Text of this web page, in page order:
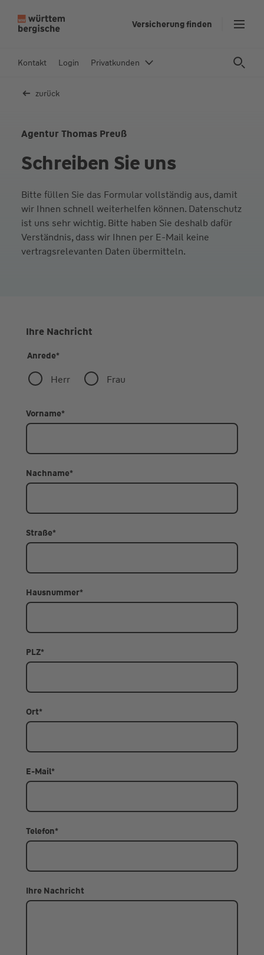
In
Versicherung finden
Kontakt Login Privatkunden
zurück
Agentur Thomas Preuß
Schreiben Sie uns
Bitte füllen Sie das Formular vollständig aus, damit
wir Ihnen schnell weiterhelfen können. Datenschutz
ist uns sehr wichtig. Bitte haben Sie deshalb dafür
Verständnis, dass wir Ihnen per E-Mail keine
vertragsrelevanten Daten übermitteln.
Ihre Nachricht
Anrede*
Herr Frau
Vorname*
Nachname*
Straße*
Hausnummer*
PLZ*
Ort*
E-Mail*
Telefon*
Ihre Nachricht